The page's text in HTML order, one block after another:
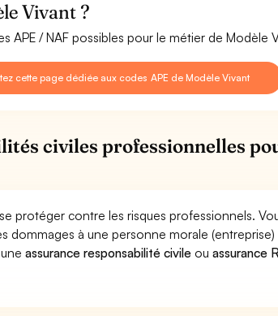
Vivant ?
APE / NAF possibles pour le métier de Modèle
cette page dédiée aux codes APE de Modèle Vivant
civiles professionnelles
protéger contre les risques professionnels.
dommages à une personne morale (entreprise)
uneassurance responsabilité civile ouassurance